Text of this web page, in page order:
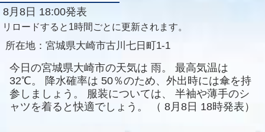
8月8日 18:00発表
リロードすると1時間ごとに更新されます。
所在地： 宮城県大崎市古川七日町1-1
今日の宮城県大崎市の天気は 雨。
最高気温は
32℃。
降水確率は 50％のため、外出時には傘を持
参しましょう。
服装については、
半袖や薄手のシ
ャツを着ると快適でしょう。
（ 8月8日 18時発表）